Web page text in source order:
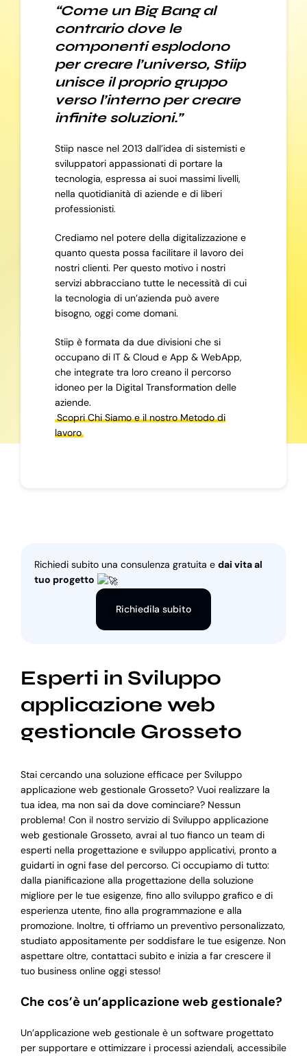
“Come un Big Bang al
contrario dove le
componenti esplodono
per creare l’universo, Stiip
unisce il proprio gruppo
verso l’interno per creare
infinite soluzioni.”
Stiip nasce nel 2013 dall’idea di sistemisti e
sviluppatori appassionati di portare la
tecnologia, espressa ai suoi massimi livelli,
nella quotidianità di aziende e di liberi
professionisti.
Crediamo nel potere della digitalizzazione e
quanto questa possa facilitare il lavoro dei
nostri clienti. Per questo motivo i nostri
servizi abbracciano tutte le necessità di cui
la tecnologia di un’azienda può avere
bisogno, oggi come domani.
Stiip è formata da due divisioni che si
occupano di IT & Cloud e App & WebApp,
che integrate tra loro creano il percorso
idoneo per la Digital Transformation delle
aziende.
Scopri Chi Siamo e il nostro Metodo di
lavoro
Richiedi subito una consulenza gratuita e dai vita al
tuo progetto
Richiedila subito
Esperti in Sviluppo
applicazione web
gestionale Grosseto
Stai cercando una soluzione efficace per Sviluppo
applicazione web gestionale Grosseto? Vuoi realizzare la
tua idea, ma non sai da dove cominciare? Nessun
problema! Con il nostro servizio di Sviluppo applicazione
web gestionale Grosseto, avrai al tuo fianco un team di
esperti nella progettazione e sviluppo applicativi, pronto a
guidarti in ogni fase del percorso. Ci occupiamo di tutto:
dalla pianificazione alla progettazione della soluzione
migliore per le tue esigenze, fino allo sviluppo grafico e di
esperienza utente, fino alla programmazione e alla
promozione. Inoltre, ti offriamo un preventivo personalizzato,
studiato appositamente per soddisfare le tue esigenze. Non
aspettare oltre, contattaci subito e inizia a far crescere il
tuo business online oggi stesso!
Che cos’è un’applicazione web gestionale?
Un’applicazione web gestionale è un software progettato
per supportare e ottimizzare i processi aziendali, accessibile